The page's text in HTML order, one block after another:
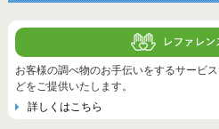
お客様の調べ物のお手伝いをするサービ
どをご提供いたします。
詳しくはこちら